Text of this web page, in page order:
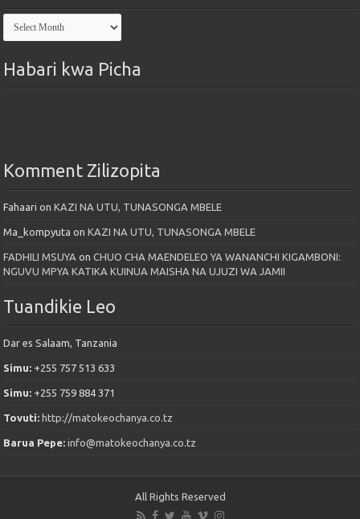
Kutoka
Maktaba
Habari kwa Picha
Komment Zilizopita
Fahaari onKAZI NA UTU, TUNASONGA MBELE
Ma_kompyuta onKAZI NA UTU, TUNASONGA MBELE
FADHILI MSUYA onCHUO CHA MAENDELEO YA WANANCHI KIGAMBONI:
NGUVU MPYA KATIKA KUINUA MAISHA NA UJUZI WA JAMII
Tuandikie Leo
Dar es Salaam, Tanzania
Simu: +255 757 513 633
Simu: +255 759 884 371
Tovuti:http://matokeochanya.co.tz
Barua Pepe:info@matokeochanya.co.tz
All Rights Reserved